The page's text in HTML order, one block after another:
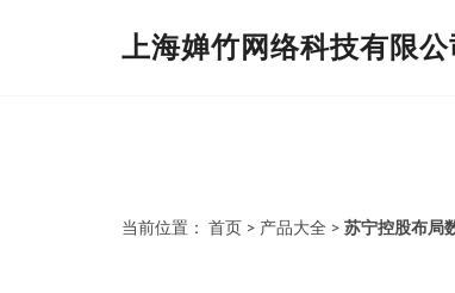
上海婵竹网络科技有限公
当前位置： 首页 > 产品大全 > 苏宁控股布局